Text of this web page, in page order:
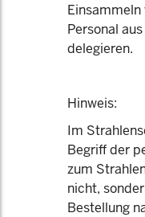
Einsammeln
Personal
delegieren.
Hinweis:
Im
Begriff der
zum
nicht,
Bestellung